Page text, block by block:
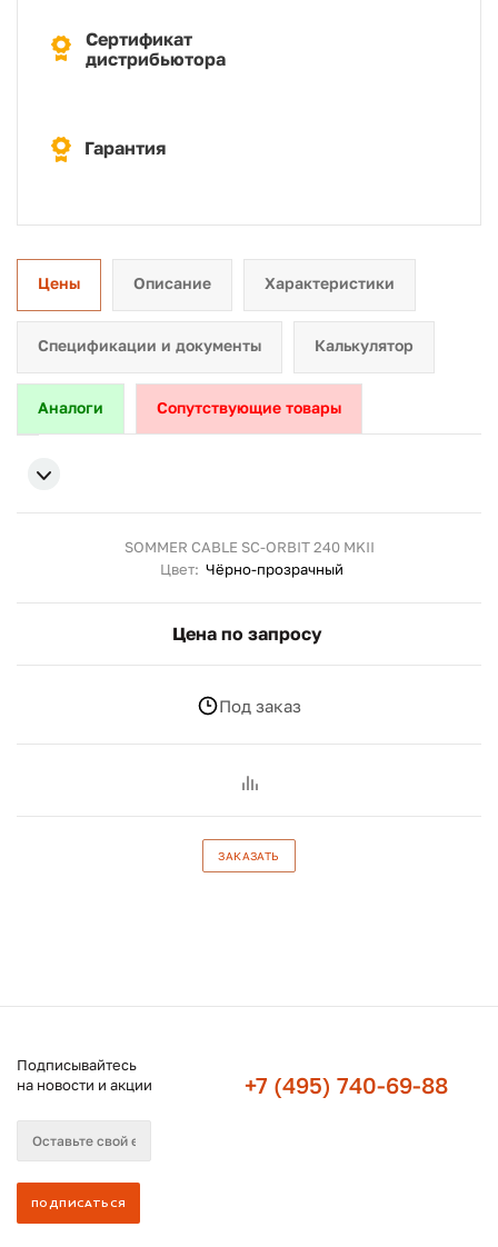
Сертификат
дистрибьютора
Гарантия
Цены Описание Характеристики
Спецификации и документы Калькулятор
Аналоги Сопутствующие товары
SOMMER CABLE SC-ORBIT 240 MKII
Цвет: Чёрно-прозрачный
Цена по запросу
Под заказ
ЗАКАЗАТЬ
Подписывайтесь
на новости и акции
+7 (495) 740-69-88